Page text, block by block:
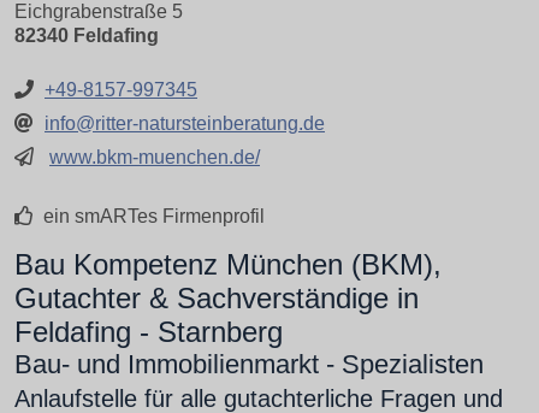
Eichgrabenstraße 5
82340 Feldafing
+49-8157-997345
info@ritter-natursteinberatung.de
www.bkm-muenchen.de/
ein smARTes Firmenprofil
Bau Kompetenz München (BKM),
Gutachter & Sachverständige in
Feldafing - Starnberg
Bau- und Immobilienmarkt - Spezialisten
Anlaufstelle für alle gutachterliche Fragen und